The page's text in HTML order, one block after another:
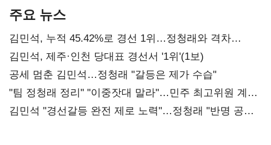
주요 뉴스
김민석, 누적 45.42%로 경선 1위…정청래와 격차
0.86%p(2보)
김민석, 제주·인천 당대표 경선서 '1위'(1보)
공세 멈춘 김민석…정청래 "갈등은 제가 수습"
"팀 정청래 정리" "이중잣대 말라"…민주 최고위원 계파
다툼 격화
김민석 "경선갈등 완전 제로 노력"…정청래 "반명 공세